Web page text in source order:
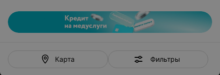
Карта Фильтры